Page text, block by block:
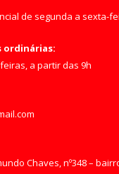
de segunda a sexta-
ordinárias:
a partir das 9h
Chaves, nº348 –